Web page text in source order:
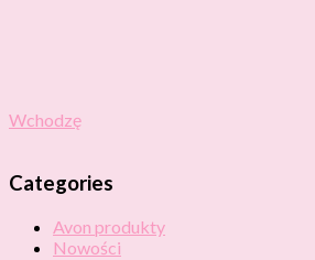
Wchodzę
Categories
Avon produkty
Nowości